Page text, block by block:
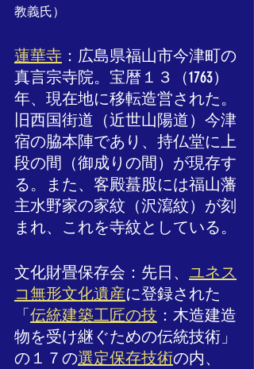
教義氏）
蓮華寺 ：広島県福山市今津町の
真言宗寺院。宝暦１３（1763）
年、現在地に移転造営された。
旧西国街道（近世山陽道）今津
宿の脇本陣であり、持仏堂に上
段の間（御成りの間）が現存す
る。また、客殿蟇股には福山藩
主水野家の家紋（沢瀉紋）が刻
まれ、これを寺紋としている。
文化財畳保存会：先日、 ユネス
コ無形文化遺産に登録された
「伝統建築工匠の技 ：木造建造
物を受け継ぐための伝統技術」
の１７の選定保存技術の内、